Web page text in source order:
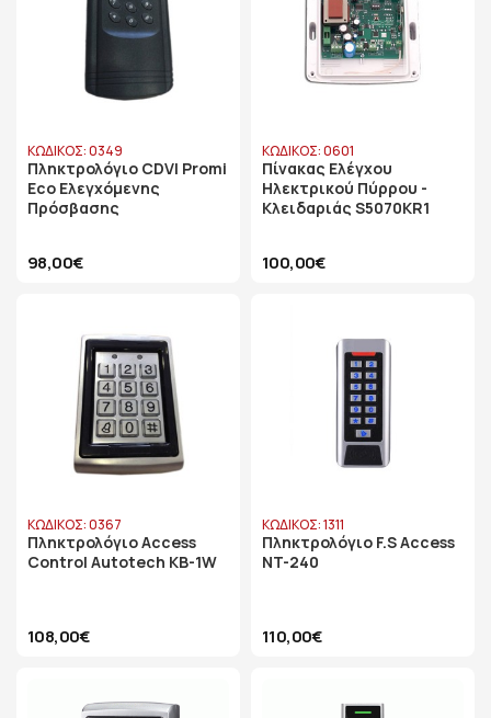
ΚΩΔΙΚΟΣ: 0349
Πληκτρολόγιο CDVI Promi
Eco Ελεγχόμενης
Πρόσβασης
98,00€
ΚΩΔΙΚΟΣ: 0601
Πίνακας Ελέγχου
Ηλεκτρικού Πύρρου -
Κλειδαριάς S5070KR1
100,00€
ΚΩΔΙΚΟΣ: 0367
Πληκτρολόγιο Access
Control Autotech KB-1W
108,00€
ΚΩΔΙΚΟΣ: 1311
Πληκτρολόγιο F.S Access
NT-240
110,00€